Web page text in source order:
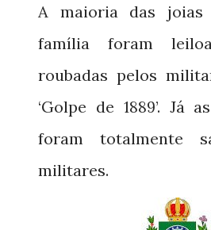
A maioria das joias
família foram
roubadas pelos
‘Golpe de 1889’. Já
foram totalmente
militares.